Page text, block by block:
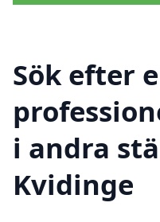
Sök efter
i andra
Kvidinge